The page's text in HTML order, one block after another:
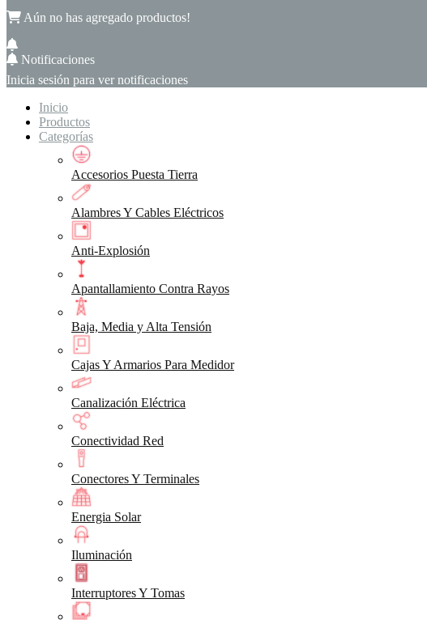
Aún no has agregado productos!
Notificaciones
Inicia sesión para ver notificaciones
Inicio
Productos
Categorías
Accesorios Puesta Tierra
Alambres Y Cables Eléctricos
Anti-Explosión
Apantallamiento Contra Rayos
Baja, Media y Alta Tensión
Cajas Y Armarios Para Medidor
Canalización Eléctrica
Conectividad Red
Conectores Y Terminales
Energia Solar
Iluminación
Interruptores Y Tomas